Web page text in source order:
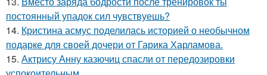
постоянный упадок сил чувствуешь?
14. Кристина асмус поделилась историей о необычном
подарке для своей дочери от Гарика Харламова.
15. Актрису Анну казючиц спасли от передозировки